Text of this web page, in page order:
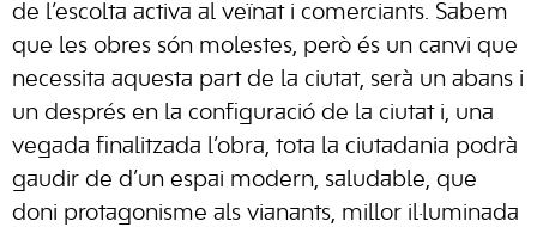
de l’escolta activa al veïnat i comerciants. Sabem
que les obres són molestes, però és un canvi que
necessita aquesta part de la ciutat, serà un abans i
un després en la configuració de la ciutat i, una
vegada finalitzada l’obra, tota la ciutadania podrà
gaudir de d’un espai modern, saludable, que
doni protagonisme als vianants, millor il·luminada